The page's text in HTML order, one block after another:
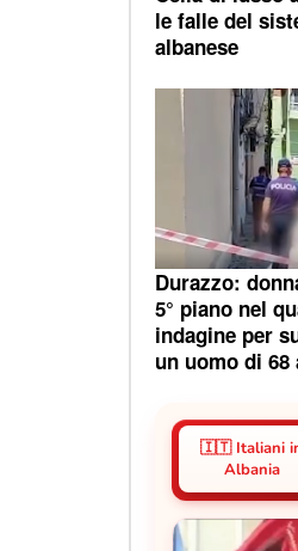
le falle del
albanese
Durazzo:
5° piano nel
indagine per
un uomo di 68
🇮🇹 Italiani
Albania